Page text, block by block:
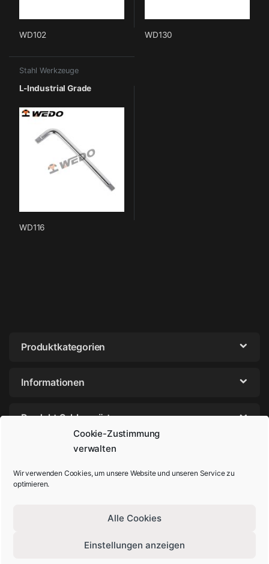
Cookie-Zustimmung
verwalten
Wir verwenden Cookies, um unsere Website und unseren Service zu
optimieren.
Alle Cookies
Einstellungen anzeigen
WD102 WD130
Stahl Werkzeuge
L-Industrial Grade
WD116
Produktkategorien
Informationen
Produkt Schlagwörter